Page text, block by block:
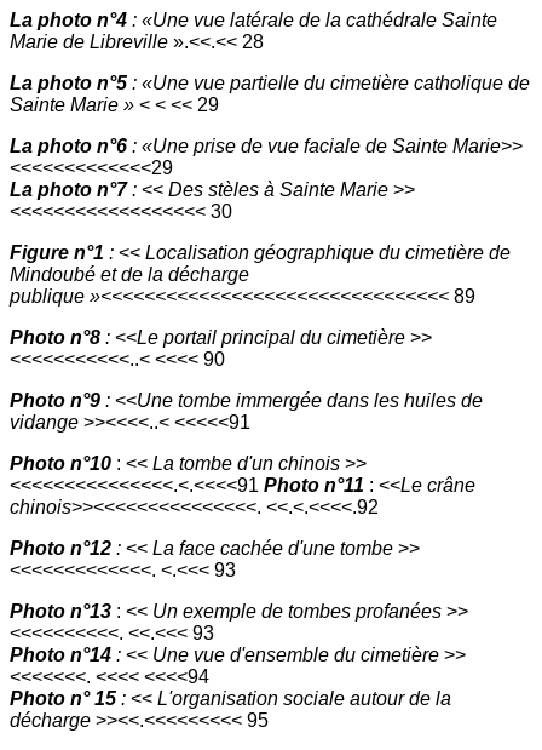
La photo n°4 : «Une vue latérale de la cathédrale Sainte
Marie de Libreville ».<<.<< 28
La photo n°5 : «Une vue partielle du cimetière catholique de
Sainte Marie » < < << 29
La photo n°6 : «Une prise de vue faciale de Sainte Marie>>
<<<<<<<<<<<<<29
La photo n°7: << Des stèles à Sainte Marie >>
<<<<<<<<<<<<<<<<<< 30
Figure n°1 : << Localisation géographique du cimetière de
Mindoubé et de la décharge
publique »<<<<<<<<<<<<<<<<<<<<<<<<<<<<<<<< 89
Photo n°8 : <<Le portail principal du cimetière >>
<<<<<<<<<<<..< <<<< 90
Photo n°9 : <<Une tombe immergée dans les huiles de
vidange >><<<<..< <<<<<91
Photo n°10 : << La tombe d'un chinois >>
<<<<<<<<<<<<<<<.<.<<<<91 Photo n°11 : <<Le crâne
chinois>><<<<<<<<<<<<<<<. <<.<.<<<<.92
Photo n°12 : << La face cachée d'une tombe >>
<<<<<<<<<<<<<. <.<<< 93
Photo n°13 : << Un exemple de tombes profanées >>
<<<<<<<<<<. <<.<<< 93
Photo n°14 : << Une vue d'ensemble du cimetière >>
<<<<<<<. <<<< <<<<94
Photo n° 15 : << L'organisation sociale autour de la
décharge >><<.<<<<<<<<< 95